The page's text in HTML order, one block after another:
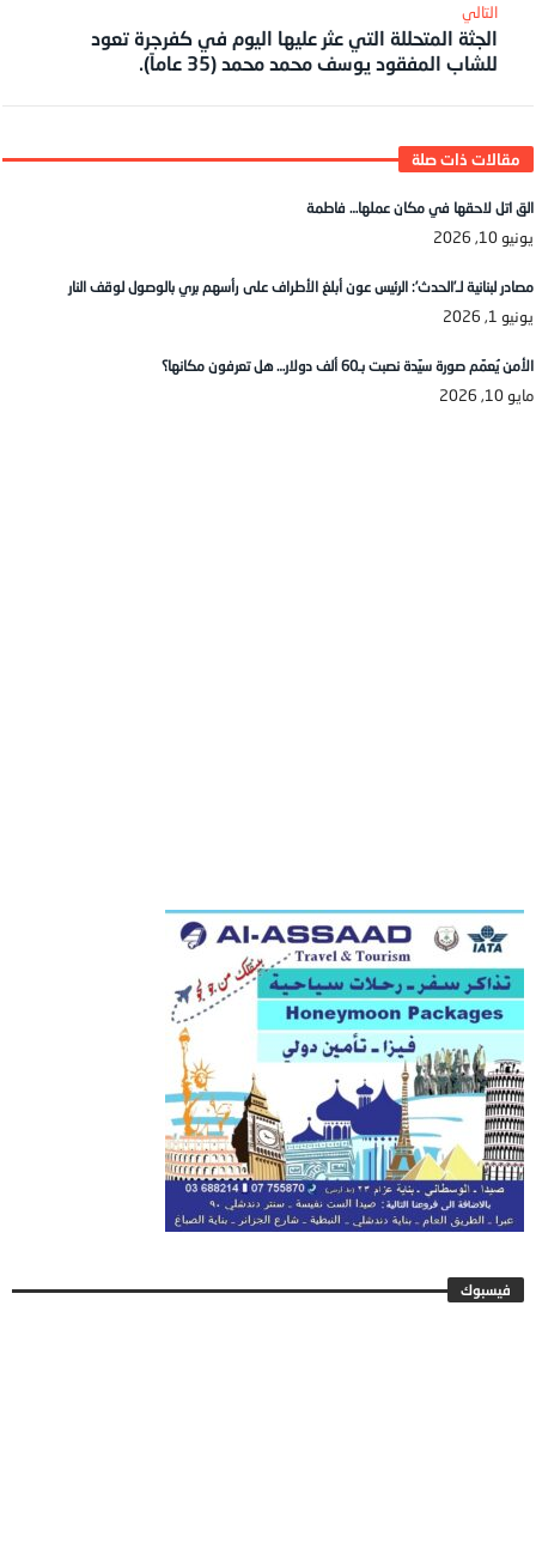
‎التالي
الجثة المتحللة التي عثر عليها اليوم في كفرجرة تعود
للشاب المفقود يوسف محمد محمد (35 عاماً).
الق اتل لاحقها في مكان عملها… فاطمة
يونيو 10, 2026
مصادر لبنانية لـ’الحدث’: الرئيس عون أبلغ الأطراف على رأسهم بري بالوصول لوقف النار
يونيو 1, 2026
الأمن يُعمّم صورة سيّدة نصبت بـ60 ألف دولار… هل تعرفون مكانها؟
مايو 10, 2026
فيسبوك